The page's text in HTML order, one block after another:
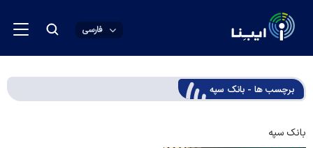
فارسی
برچسب ها - بانک سپه
بانک سپه